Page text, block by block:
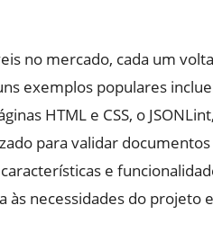
no mercado, cada um
exemplos populares
HTML e CSS, o
para validar documentos
e
necessidades do projeto